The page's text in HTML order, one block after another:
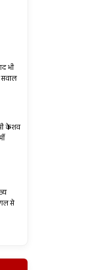
भी
सवाल
केशव
से